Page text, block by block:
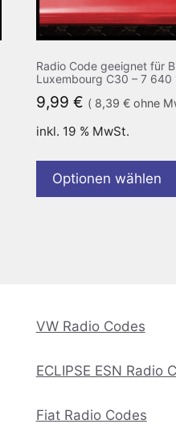
Radio Code geeignet für
Luxembourg C30 – 7 640
9,99 € ( 8,39 €ohne
inkl. 19 % MwSt.
Optionen wählen
VW Radio Codes
ECLIPSE ESN Radio
Fiat Radio Codes